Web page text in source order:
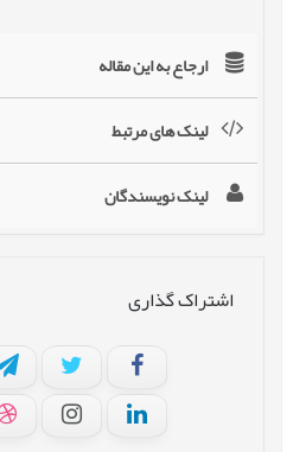
ارجاع به این مقاله
لینک های مرتبط
لینک نویسندگان
اشتراک گذاری